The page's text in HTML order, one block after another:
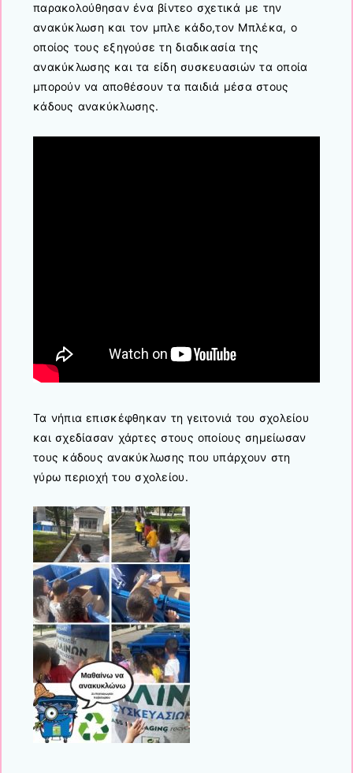
παρακολούθησαν ένα βίντεο σχετικά με την
ανακύκλωση και τον μπλε κάδο,τον Μπλέκα, ο
οποίος τους εξηγούσε τη διαδικασία της
ανακύκλωσης και τα είδη συσκευασιών τα οποία
μπορούν να αποθέσουν τα παιδιά μέσα στους
κάδους ανακύκλωσης.
Τα νήπια επισκέφθηκαν τη γειτονιά του σχολείου
και σχεδίασαν χάρτες στους οποίους σημείωσαν
τους κάδους ανακύκλωσης που υπάρχουν στη
γύρω περιοχή του σχολείου.